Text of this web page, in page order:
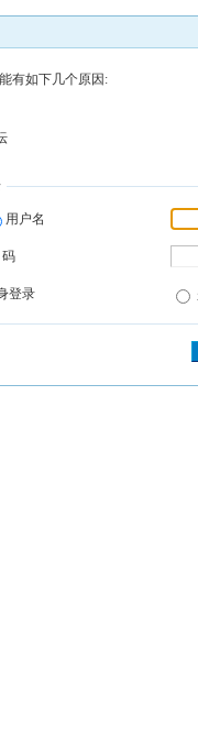
有如下几个原因:
用户名
登录